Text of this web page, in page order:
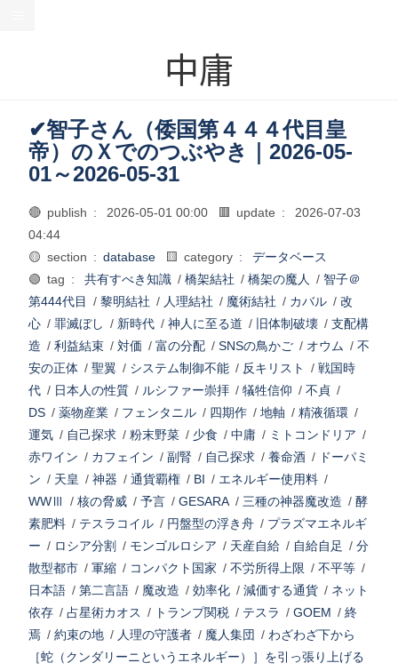
中庸
✔智子さん（倭国第４４４代目皇
帝）のＸでのつぶやき｜2026-05-
01～2026-05-31
🔴 publish : 2026-05-01 00:00 🟥 update :
2026-07-03
04:44
🟡 section : database 🟨 category :
データベース
🟢 tag :
共有すべき知識 / 橋架結社 / 橋架の魔人 / 智子＠
第444代目
/ 黎明結社 / 人理結社 / 魔術結社 / カバル / 改
心 / 罪滅ぼし / 新時代 / 神人に至る道 / 旧体制破壊 / 支配構
造 / 利益結束 / 対価 / 富の分配 / SNSの鳥かご / オウム / 不
安の正体 / 聖翼 / システム制御不能 / 反キリスト / 戦国時
代 / 日本人の性質 / ルシファー崇拝 / 犠牲信仰 / 不貞 /
DS / 薬物産業 / フェンタニル / 四期作 / 地軸 / 精液循環 /
運気 / 自己探求 / 粉末野菜 / 少食 / 中庸 / ミトコンドリア /
赤ワイン / カフェイン / 副腎 / 自己探求 / 養命酒 / ドーパミ
ン / 天皇 / 神器 / 通貨覇権 / BI / エネルギー使用料 /
WWⅢ
/ 核の脅威 / 予言 / GESARA/ 三種の神器魔改造 / 酵
素肥料 / テスラコイル / 円盤型の浮き舟 / プラズマエネルギ
ー / ロシア分割 / モンゴルロシア / 天産自給 / 自給自足 / 分
散型都市 / 軍縮 / コンパクト国家 / 不労所得上限 / 不平等 /
日本語 / 第二言語 / 魔改造 / 効率化 / 減価する通貨 / ネット
依存 / 占星術カオス / トランプ関税 / テスラ / GOEM / 終
焉 / 約束の地 / 人理の守護者 / 魔人集団 / わざわざ下から
［蛇（クンダリーニというエネルギー）］を引っ張り上げる